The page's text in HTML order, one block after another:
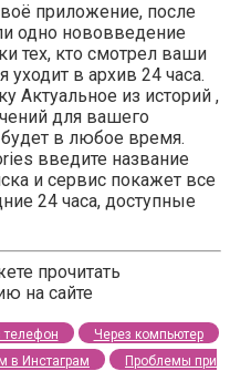
приложение, после
одно нововведение
тех, кто смотрел ваши
уходит в архив 24 часа.
Актуальное из историй ,
для вашего
в любое время.
введите название
и сервис покажет все
24 часа, доступные
прочитать
на сайте
телефон
Через компьютер
в Инстаграм
Проблемы при